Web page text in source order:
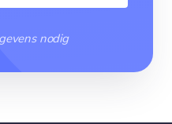
nodig